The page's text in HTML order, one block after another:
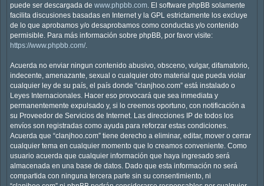
puede ser descargada de www.phpbb.com. El software phpBB solamente
facilita discusiones basadas en Internet y la GPL estrictamente los excluye
de lo que aprobamos y/o desaprobamos como conductas y/o contenido
permisible. Para más información sobre phpBB, por favor visite:
https://www.phpbb.com/.
Acuerda no enviar ningun contenido abusivo, obsceno, vulgar, difamatorio,
indecente, amenazante, sexual o cualquier otro material que pueda violar
cualquier ley de su país, el país donde “clanjhoo.com” está instalado o
Leyes Internacionales. Hacer eso provocará que sea inmediata y
permanentemente expulsado y, si lo creemos oportuno, con notificación a
su Proveedor de Servicios de Internet. Las direcciones IP de todos los
envíos son registradas como ayuda para reforzar estas condiciones.
Acuerda que “clanjhoo.com” tiene derecho a eliminar, editar, mover o cerrar
cualquier tema en cualquier momento que lo creamos conveniente. Como
usuario acuerda que cualquier información que haya ingresado será
almacenada en una base de datos. Dado que esta información no será
compartida con ninguna tercera parte sin su consentimiento, ni